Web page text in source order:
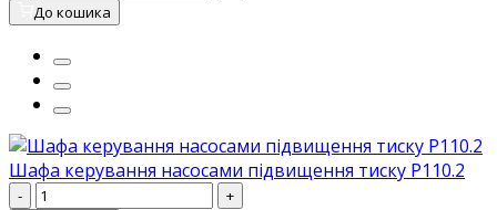
До кошика
Шафа керування насосами підвищення тиску P110.2
-
+